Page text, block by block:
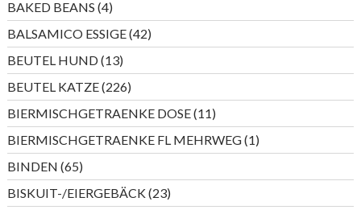
BAKED BEANS 44
Produkte
BALSAMICO ESSIGE 4242
Produkte
BEUTEL HUND 1313
Produkte
BEUTEL KATZE 226226
Produkte
BIERMISCHGETRAENKE DOSE 1111
Produkte
BIERMISCHGETRAENKE FL MEHRWEG 11
Produkt
BINDEN 6565
Produkte
BISKUIT-/EIERGEBÄCK 2323
Produkte